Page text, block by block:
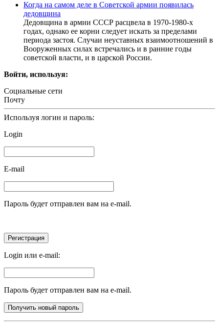
Когда на самом деле в Советской армии появилась
дедовщина
Дедовщина в армии СССР расцвела в 1970-1980-х
годах, однако ее корни следует искать за пределами
периода застоя. Случаи неуставных взаимоотношений в
Вооруженных силах встречались и в ранние годы
советской власти, и в царской России.
Войти, используя:
Социальные сети
Почту
Используя логин и пароль:
Login
E-mail
Пароль будет отправлен вам на e-mail.
Login или e-mail:
Пароль будет отправлен вам на e-mail.